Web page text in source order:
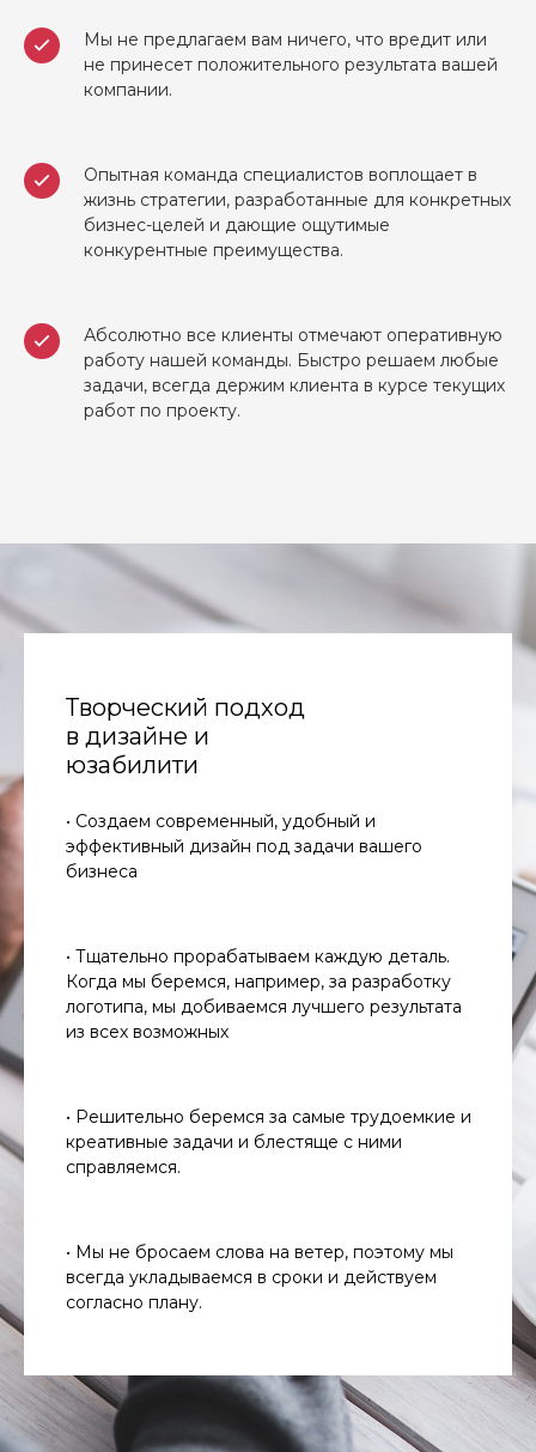
Мы не предлагаем вам ничего, что вредит или
не принесет положительного результата вашей
компании.
Опытная команда специалистов воплощает в
жизнь стратегии, разработанные для конкретных
бизнес-целей и дающие ощутимые
конкурентные преимущества.
Абсолютно все клиенты отмечают оперативную
работу нашей команды. Быстро решаем любые
задачи, всегда держим клиента в курсе текущих
работ по проекту.
Творческий подход
в дизайне и
юзабилити
• Создаем современный, удобный и
эффективный дизайн под задачи вашего
бизнеса
• Тщательно прорабатываем каждую деталь.
Когда мы беремся, например, за разработку
логотипа, мы добиваемся лучшего результата
из всех возможных
• Решительно беремся за самые трудоемкие и
креативные задачи и блестяще с ними
справляемся.
• Мы не бросаем слова на ветер, поэтому мы
всегда укладываемся в сроки и действуем
согласно плану.